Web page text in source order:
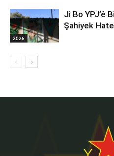
2026
Ji Bo YPJ’ê
Şahiyek